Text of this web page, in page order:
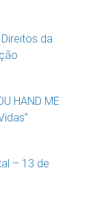
da
HAND ME
– 13 de